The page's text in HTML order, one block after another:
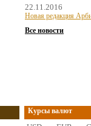
22.11.2016
Новая редакция
Все новости
Курсы валют